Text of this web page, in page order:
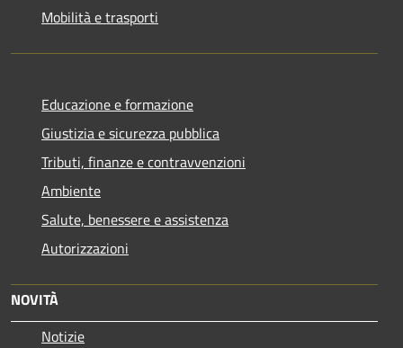
Mobilità e trasporti
Educazione e formazione
Giustizia e sicurezza pubblica
Tributi, finanze e contravvenzioni
Ambiente
Salute, benessere e assistenza
Autorizzazioni
NOVITÀ
Notizie